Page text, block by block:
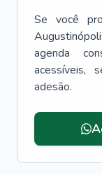
Se você
agenda
acessíveis,
adesão.